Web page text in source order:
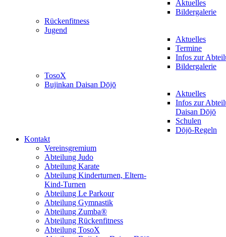
Aktuelles
Bildergalerie
Rückenfitness
Jugend
Aktuelles
Termine
Infos zur
Bildergalerie
TosoX
Bujinkan Daisan Dōjō
Aktuelles
Infos zur
Daisan Dōjō
Schulen
Dōjō-Regeln
Kontakt
Vereinsgremium
Abteilung Judo
Abteilung Karate
Abteilung Kinderturnen, Eltern-
Kind-Turnen
Abteilung Le Parkour
Abteilung Gymnastik
Abteilung Zumba®
Abteilung Rückenfitness
Abteilung TosoX